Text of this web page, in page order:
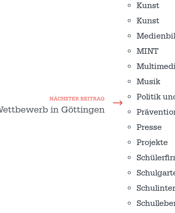
NÄCHSTER BEITRAG
in Göttingen
Kunst
Kunst
MINT
Musik
Politik
Presse
Projekte